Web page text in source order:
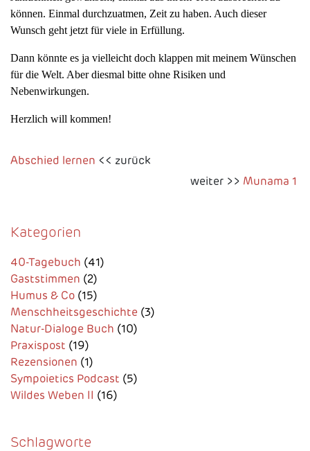
können. Einmal durchzuatmen, Zeit zu haben. Auch dieser
Wunsch geht jetzt für viele in Erfüllung.
Dann könnte es ja vielleicht doch klappen mit meinem Wünschen
für die Welt. Aber diesmal bitte ohne Risiken und
Nebenwirkungen.
Herzlich will kommen!
Abschied lernen << zurück
weiter >> Munama 1
Kategorien
40-Tagebuch (41)
Gaststimmen (2)
Humus & Co (15)
Menschheitsgeschichte (3)
Natur-Dialoge Buch (10)
Praxispost (19)
Rezensionen (1)
Sympoietics Podcast (5)
Wildes Weben II (16)
Schlagworte